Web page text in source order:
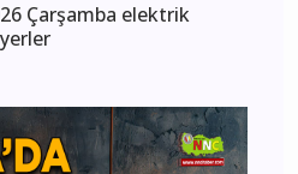
Çarşamba elektrik